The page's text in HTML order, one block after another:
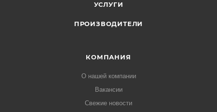
УСЛУГИ
ПРОИЗВОДИТЕЛИ
КОМПАНИЯ
О нашей компании
Вакансии
Свежие новости